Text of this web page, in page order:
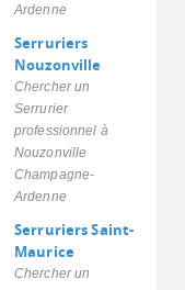
Ardenne
Serruriers
Nouzonville
Chercher un
Serrurier
professionnel à
Nouzonville
Champagne-
Ardenne
Serruriers Saint-
Maurice
Chercher un